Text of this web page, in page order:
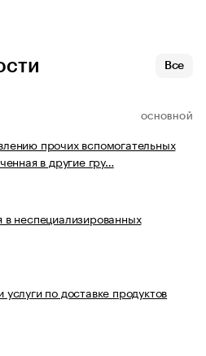
Все
ОСНОВНОЙ
прочих вспомогательных
в другие гру…
в неспециализированных
по доставке продуктов